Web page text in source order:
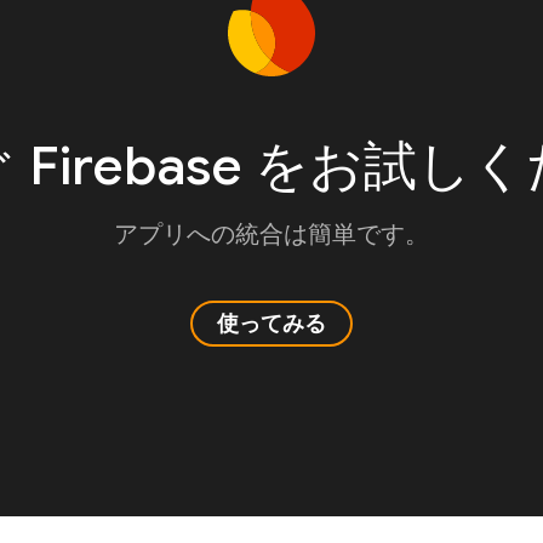
Firebase をお試し
アプリへの統合は簡単です。
使ってみる